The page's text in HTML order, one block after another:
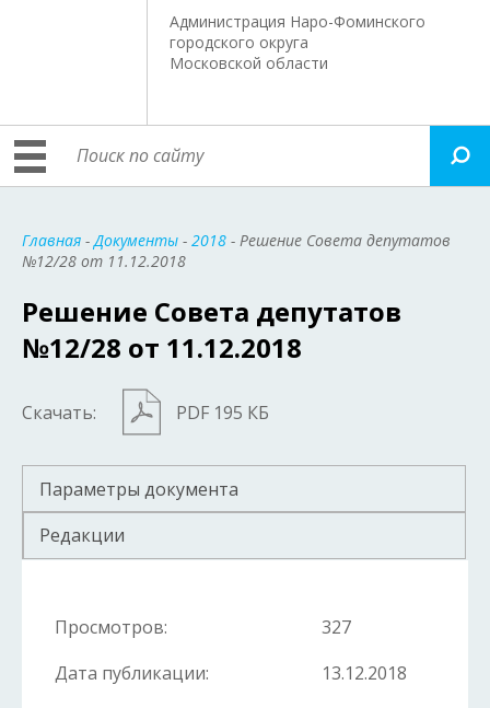
Администрация Наро-Фоминского
городского округа
Московской области
Главная -Документы - 2018 - Решение Совета депутатов
№12/28 от 11.12.2018
Решение Совета депутатов
№12/28 от 11.12.2018
Скачать: PDF 195 КБ
Параметры документа
Редакции
Просмотров:
327
Дата публикации:
13.12.2018